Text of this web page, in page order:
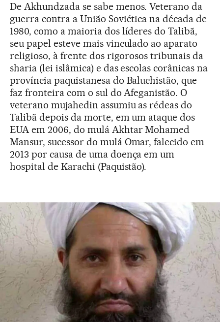
De Akhundzada se sabe menos. Veterano da
guerra contra a União Soviética na década de
1980, como a maioria dos líderes do Talibã,
seu papel esteve mais vinculado ao aparato
religioso, à frente dos rigorosos tribunais da
sharia (lei islâmica) e das escolas corânicas na
província paquistanesa do Baluchistão, que
faz fronteira com o sul do Afeganistão. O
veterano mujahedin assumiu as rédeas do
Talibã depois da morte, em um ataque dos
EUA em 2006, do mulá Akhtar Mohamed
Mansur, sucessor do mulá Omar, falecido em
2013 por causa de uma doença em um
hospital de Karachi (Paquistão).